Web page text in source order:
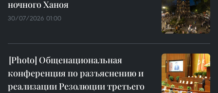
ночного Ханоя
30/07/2026 01:00
Общенациональная
конференция по разъяснению и
реализации Резолюции третьего